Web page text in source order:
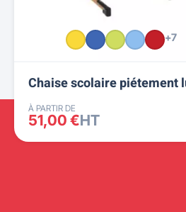
+7
Chaise scolaire piétement
À PARTIR DE
51,00 €HT